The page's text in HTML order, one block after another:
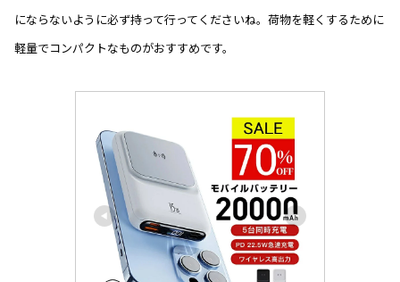
にならないように必ず持って行ってくださいね。荷物を軽くするために
軽量でコンパクトなものがおすすめです。